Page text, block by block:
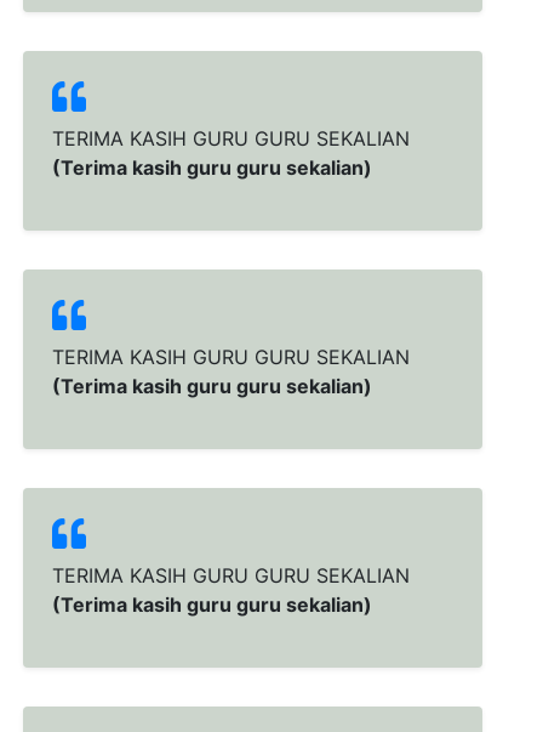
TERIMA KASIH GURU GURU SEKALIAN
(Terima kasih guru guru sekalian)
TERIMA KASIH GURU GURU SEKALIAN
(Terima kasih guru guru sekalian)
TERIMA KASIH GURU GURU SEKALIAN
(Terima kasih guru guru sekalian)